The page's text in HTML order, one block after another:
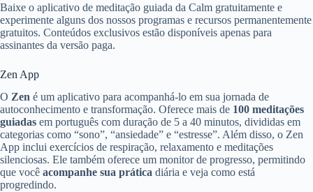
Baixe o aplicativo de meditação guiada da Calm gratuitamente e
experimente alguns dos nossos programas e recursos permanentemente
gratuitos. Conteúdos exclusivos estão disponíveis apenas para
assinantes da versão paga.
Zen App
O Zen é um aplicativo para acompanhá-lo em sua jornada de
autoconhecimento e transformação. Oferece mais de 100 meditações
guiadas em português com duração de 5 a 40 minutos, divididas em
categorias como “sono”, “ansiedade” e “estresse”. Além disso, o Zen
App inclui exercícios de respiração, relaxamento e meditações
silenciosas. Ele também oferece um monitor de progresso, permitindo
que você acompanhe sua prática diária e veja como está
progredindo.